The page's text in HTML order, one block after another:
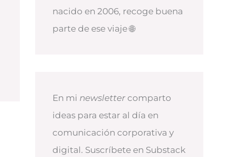
nacido en 2006, recoge buena
parte de ese viaje 🌐
En mi newsletter comparto
ideas para estar al día en
comunicación corporativa y
digital. Suscríbete en Substack